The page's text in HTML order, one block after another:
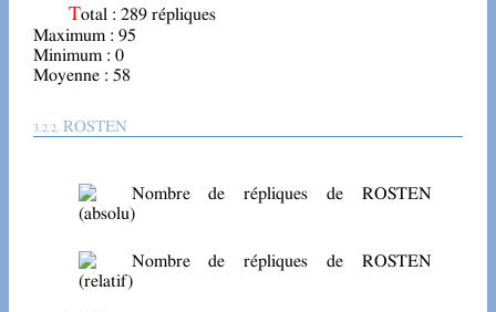
Total : 289 répliques
Maximum : 95
Minimum : 0
Moyenne : 58
ROSTEN